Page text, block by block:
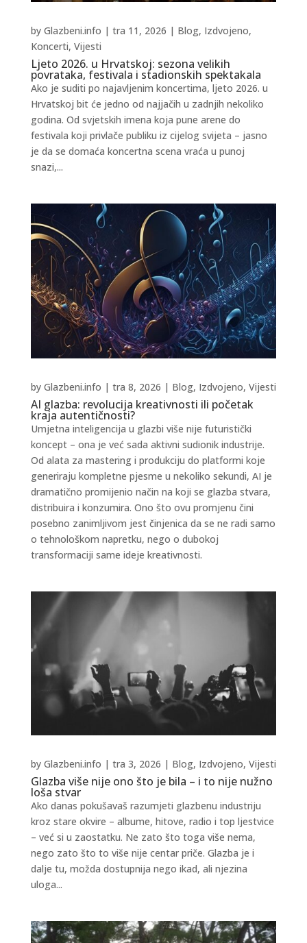
Ljeto 2026. u Hrvatskoj: sezona velikih
povrataka, festivala i stadionskih spektakala
by Glazbeni.info | tra 11, 2026 | Blog, Izdvojeno,
Koncerti, Vijesti
Ako je suditi po najavljenim koncertima, ljeto 2026. u
Hrvatskoj bit će jedno od najjačih u zadnjih nekoliko
godina. Od svjetskih imena koja pune arene do
festivala koji privlače publiku iz cijelog svijeta – jasno
je da se domaća koncertna scena vraća u punoj
snazi,...
AI glazba: revolucija kreativnosti ili početak
kraja autentičnosti?
by Glazbeni.info | tra 8, 2026 | Blog, Izdvojeno, Vijesti
Umjetna inteligencija u glazbi više nije futuristički
koncept – ona je već sada aktivni sudionik industrije.
Od alata za mastering i produkciju do platformi koje
generiraju kompletne pjesme u nekoliko sekundi, AI je
dramatično promijenio način na koji se glazba stvara,
distribuira i konzumira. Ono što ovu promjenu čini
posebno zanimljivom jest činjenica da se ne radi samo
o tehnološkom napretku, nego o dubokoj
transformaciji same ideje kreativnosti.
Glazba više nije ono što je bila – i to nije nužno
loša stvar
by Glazbeni.info | tra 3, 2026 | Blog, Izdvojeno, Vijesti
Ako danas pokušavaš razumjeti glazbenu industriju
kroz stare okvire – albume, hitove, radio i top ljestvice
– već si u zaostatku. Ne zato što toga više nema,
nego zato što to više nije centar priče. Glazba je i
dalje tu, možda dostupnija nego ikad, ali njezina
uloga...